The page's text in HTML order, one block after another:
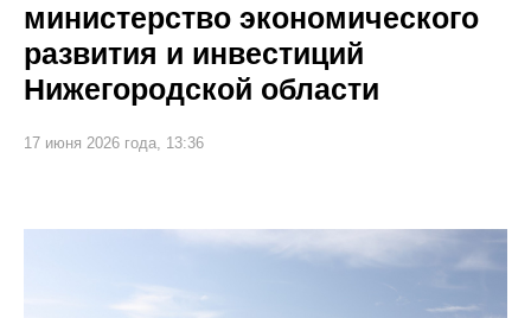
министерство экономического
развития и инвестиций
Нижегородской области
17 июня 2026 года, 13:36